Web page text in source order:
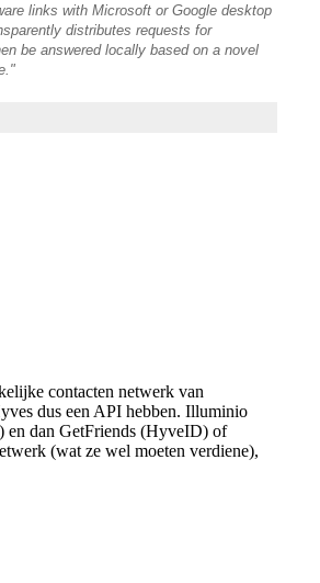
links with Microsoft or Google desktop
distributes requests for
be answered locally based on a novel